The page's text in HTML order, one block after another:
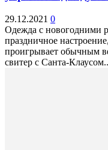
29.12.2021 0
Одежда с новогодними
праздничное
проигрывает обычным
свитер с Санта-